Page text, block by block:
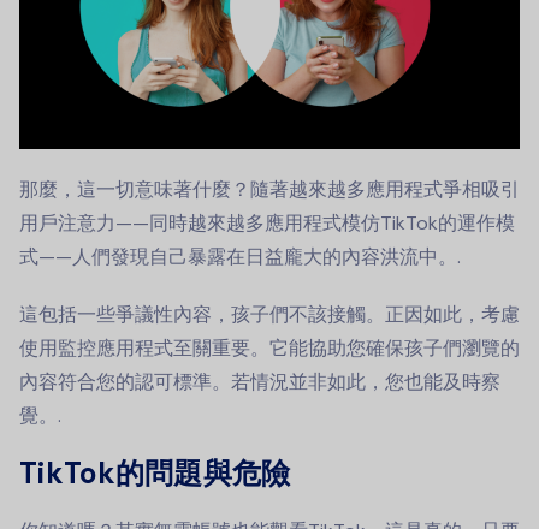
那麼，這一切意味著什麼？隨著越來越多應用程式爭相吸引
用戶注意力——同時越來越多應用程式模仿TikTok的運作模
式——人們發現自己暴露在日益龐大的內容洪流中。.
這包括一些爭議性內容，孩子們不該接觸。正因如此，考慮
使用監控應用程式至關重要。它能協助您確保孩子們瀏覽的
內容符合您的認可標準。若情況並非如此，您也能及時察
覺。.
TikTok的問題與危險